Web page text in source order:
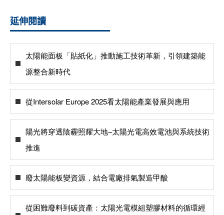
延伸閱讀
太陽能面板「貼紙化」推動施工技術革新，引領建築能
源整合新時代
從Intersolar Europe 2025看太陽能產業發展與應用
陽光將穿透陰霾照耀大地–太陽光電高效電池與系統技術
推進
廢太陽能板變資源，結合電廠排氣製造甲酸
從困難廢料到碳資產：太陽光電模組塑膠材料的循環經